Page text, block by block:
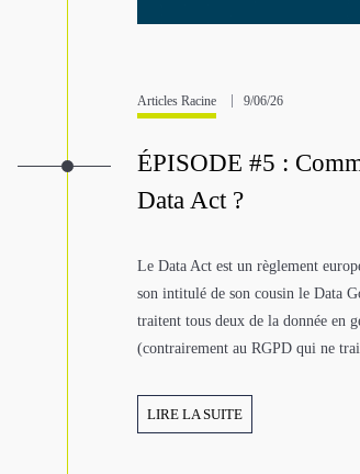
Articles Racine 9/06/26
ÉPISODE #5 :
Data Act ?
Le Data Act est un règlement
son intitulé de son cousin le Data
traitent tous deux de la donnée en
(contrairement au RGPD qui ne
LIRE LA SUITE